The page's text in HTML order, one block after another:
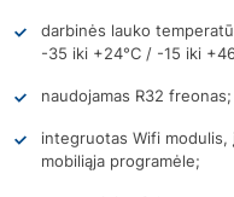
darbinės lauko
-35 iki +24°C / -15 iki
naudojamas R32 freonas;
integruotas Wifi
mobiliąja programėle;